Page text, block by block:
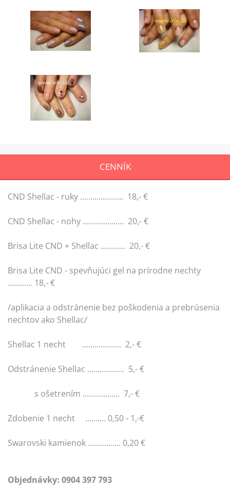
CENNÍK
CND Shellac - ruky ..................... 18,- €
CND Shellac - nohy .................... 20,- €
Brisa Lite CND + Shellac ............ 20,- €
Brisa Lite CND - spevňujúci gel na prírodne nechty
............ 18,- €
/aplikacia a odstránenie bez poškodenia a prebrúsenia
nechtov ako Shellac/
Shellac 1 necht ................... 2,- €
Odstránenie Shellac .................. 5,- €
s ošetrením .................. 7,- €
Zdobenie 1 necht .......... 0,50 - 1,-€
Swarovski kamienok ................ 0,20 €
Objednávky: 0904 397 793